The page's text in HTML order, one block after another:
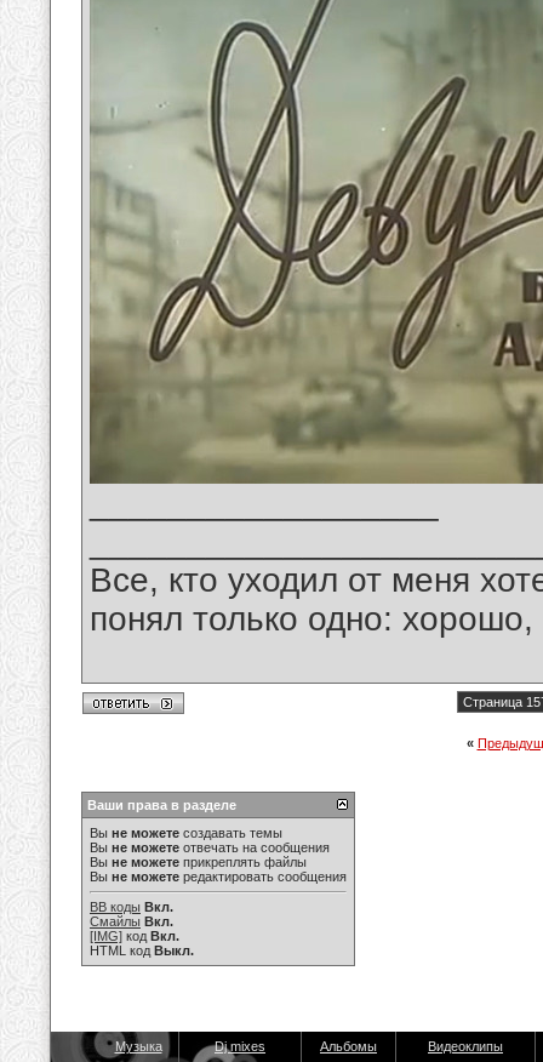
Все, кто уходил от меня
понял только одно:
Страница
«
Ваши права в разделе
Вы не можете создавать темы
Вы не можете отвечать на сообщения
Вы не можете прикреплять файлы
Вы не можете редактировать сообщения
BB коды Вкл.
Смайлы Вкл.
[IMG] код Вкл.
HTML код Выкл.
Музыка Dj mixes Альбомы Видеоклипы